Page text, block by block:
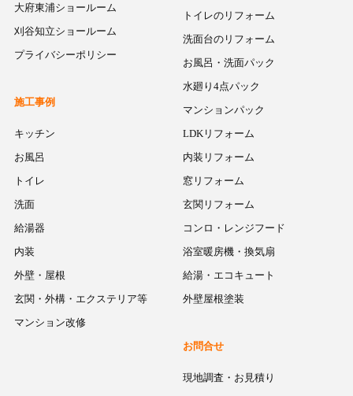
大府東浦ショールーム
刈谷知立ショールーム
プライバシーポリシー
トイレのリフォーム
洗面台のリフォーム
お風呂・洗面パック
水廻り4点パック
マンションパック
LDKリフォーム
内装リフォーム
窓リフォーム
玄関リフォーム
コンロ・レンジフード
浴室暖房機・換気扇
給湯・エコキュート
外壁屋根塗装
施工事例
キッチン
お風呂
トイレ
洗面
給湯器
内装
外壁・屋根
玄関・外構・エクステリア等
マンション改修
お問合せ
現地調査・お見積り